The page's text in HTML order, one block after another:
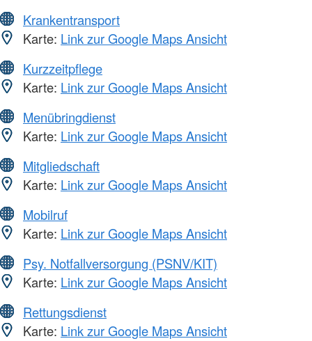
Krankentransport
Karte: Link zur Google Maps Ansicht
Kurzzeitpflege
Karte: Link zur Google Maps Ansicht
Menübringdienst
Karte: Link zur Google Maps Ansicht
Mitgliedschaft
Karte: Link zur Google Maps Ansicht
Mobilruf
Karte: Link zur Google Maps Ansicht
Psy. Notfallversorgung (PSNV/KIT)
Karte: Link zur Google Maps Ansicht
Rettungsdienst
Karte: Link zur Google Maps Ansicht